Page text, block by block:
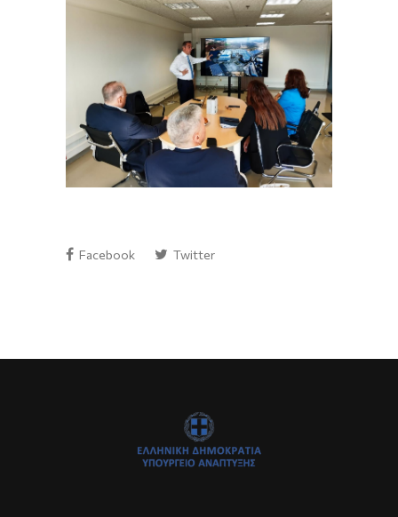
Facebook Twitter